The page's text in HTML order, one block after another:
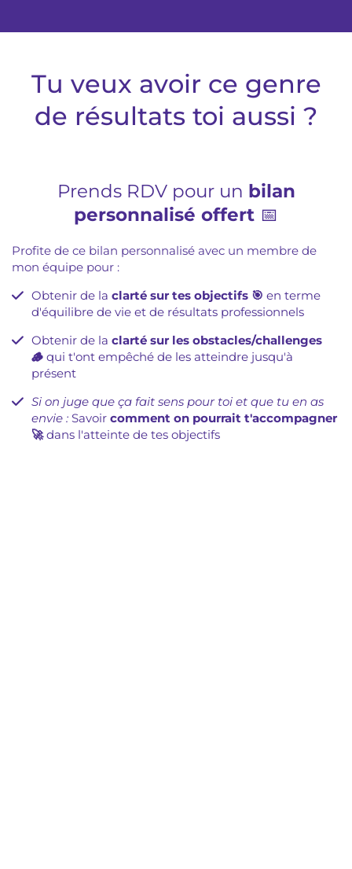
Tu veux avoir ce genre
de résultats toi aussi ?
Prends RDV pour un bilan
personnalisé offert 📅
Profite de ce bilan personnalisé avec un membre de
mon équipe pour :
Obtenir de la clarté sur tes objectifs 🎯 en terme
d'équilibre de vie et de résultats professionnels
Obtenir de la clarté sur les obstacles/challenges
🪵 qui t'ont empêché de les atteindre jusqu'à
présent
Si on juge que ça fait sens pour toi et que tu en as
envie : Savoir comment on pourrait t'accompagner
🚀dans l'atteinte de tes objectifs